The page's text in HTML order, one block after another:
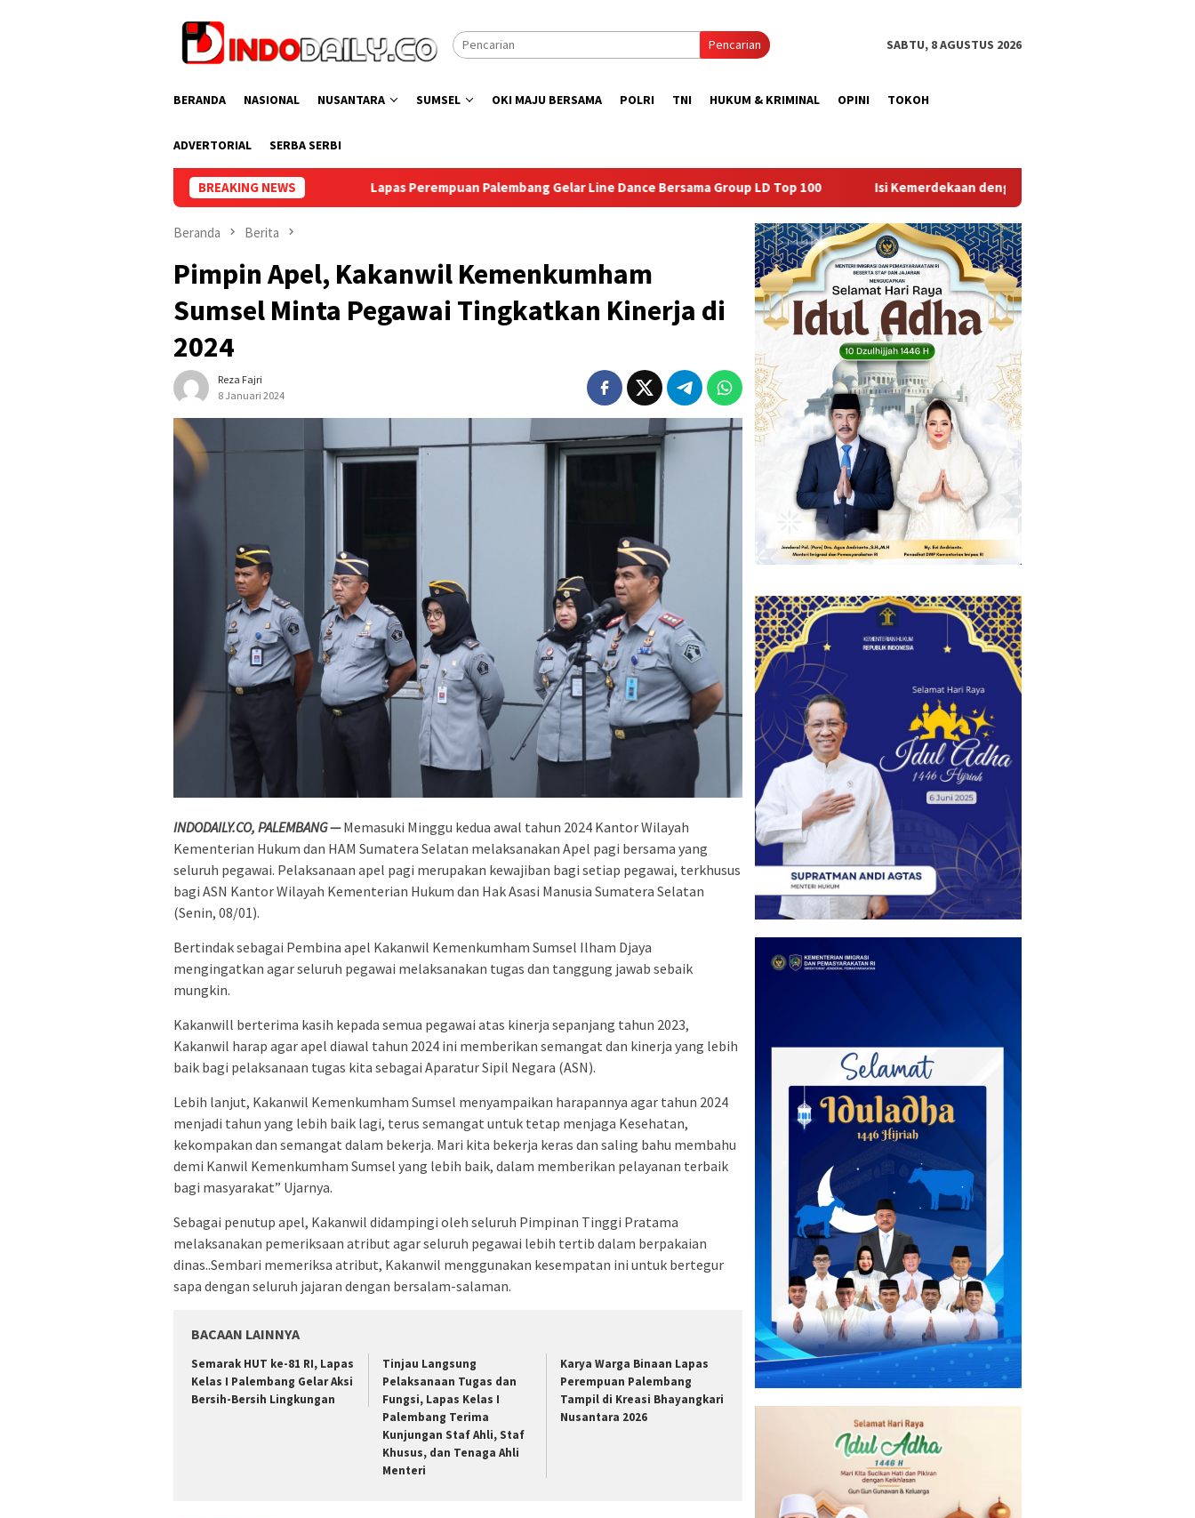
Pencarian SABTU, 8 AGUSTUS 2026
BERANDA NASIONAL NUSANTARA SUMSEL OKI MAJU BERSAMA POLRI TNI HUKUM & KRIMINAL OPINI TOKOH
ADVERTORIAL SERBA SERBI
BREAKING NEWS
Lapas Perempuan Palembang Gelar Line Dance Bersama Group LD Top 100 Isi Kemerdekaan dengan Kepedulian, Lapas Sekayu Berbagi di Panti Asuhan
Beranda Berita
Pimpin Apel, Kakanwil Kemenkumham
Sumsel Minta Pegawai Tingkatkan Kinerja di
2024
Reza Fajri
8 Januari 2024
INDODAILY.CO, PALEMBANG —Memasuki Minggu kedua awal tahun 2024 Kantor Wilayah
Kementerian Hukum dan HAM Sumatera Selatan melaksanakan Apel pagi bersama yang
seluruh pegawai. Pelaksanaan apel pagi merupakan kewajiban bagi setiap pegawai, terkhusus
bagi ASN Kantor Wilayah Kementerian Hukum dan Hak Asasi Manusia Sumatera Selatan
(Senin, 08/01).
Bertindak sebagai Pembina apel Kakanwil Kemenkumham Sumsel Ilham Djaya
mengingatkan agar seluruh pegawai melaksanakan tugas dan tanggung jawab sebaik
mungkin.
Kakanwill berterima kasih kepada semua pegawai atas kinerja sepanjang tahun 2023,
Kakanwil harap agar apel diawal tahun 2024 ini memberikan semangat dan kinerja yang lebih
baik bagi pelaksanaan tugas kita sebagai Aparatur Sipil Negara (ASN).
Lebih lanjut, Kakanwil Kemenkumham Sumsel menyampaikan harapannya agar tahun 2024
menjadi tahun yang lebih baik lagi, terus semangat untuk tetap menjaga Kesehatan,
kekompakan dan semangat dalam bekerja. Mari kita bekerja keras dan saling bahu membahu
demi Kanwil Kemenkumham Sumsel yang lebih baik, dalam memberikan pelayanan terbaik
bagi masyarakat” Ujarnya.
Sebagai penutup apel, Kakanwil didampingi oleh seluruh Pimpinan Tinggi Pratama
melaksanakan pemeriksaan atribut agar seluruh pegawai lebih tertib dalam berpakaian
dinas..Sembari memeriksa atribut, Kakanwil menggunakan kesempatan ini untuk bertegur
sapa dengan seluruh jajaran dengan bersalam-salaman.
BACAAN LAINNYA
Semarak HUT ke-81 RI, Lapas
Kelas I Palembang Gelar Aksi
Bersih-Bersih Lingkungan
Tinjau Langsung
Pelaksanaan Tugas dan
Fungsi, Lapas Kelas I
Palembang Terima
Kunjungan Staf Ahli, Staf
Khusus, dan Tenaga Ahli
Menteri
Karya Warga Binaan Lapas
Perempuan Palembang
Tampil di Kreasi Bhayangkari
Nusantara 2026